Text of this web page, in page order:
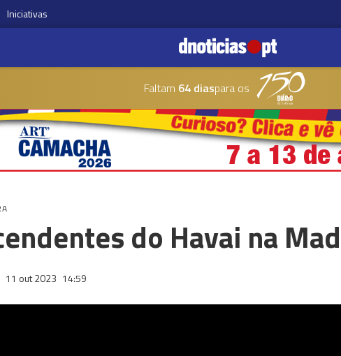
Iniciativas
Faltam 64 diaspara os
do Havai na
11 out 2023 14:59